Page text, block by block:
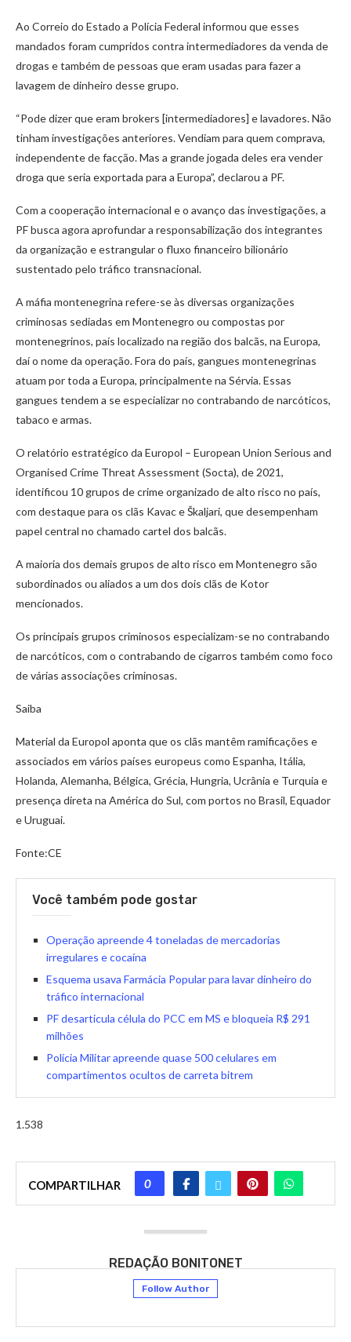
Ao Correio do Estado a Polícia Federal informou que esses
mandados foram cumpridos contra intermediadores da venda de
drogas e também de pessoas que eram usadas para fazer a
lavagem de dinheiro desse grupo.
“Pode dizer que eram brokers [intermediadores] e lavadores. Não
tinham investigações anteriores. Vendiam para quem comprava,
independente de facção. Mas a grande jogada deles era vender
droga que seria exportada para a Europa”, declarou a PF.
Com a cooperação internacional e o avanço das investigações, a
PF busca agora aprofundar a responsabilização dos integrantes
da organização e estrangular o fluxo financeiro bilionário
sustentado pelo tráfico transnacional.
A máfia montenegrina refere-se às diversas organizações
criminosas sediadas em Montenegro ou compostas por
montenegrinos, país localizado na região dos balcãs, na Europa,
daí o nome da operação. Fora do país, gangues montenegrinas
atuam por toda a Europa, principalmente na Sérvia. Essas
gangues tendem a se especializar no contrabando de narcóticos,
tabaco e armas.
O relatório estratégico da Europol – European Union Serious and
Organised Crime Threat Assessment (Socta), de 2021,
identificou 10 grupos de crime organizado de alto risco no país,
com destaque para os clãs Kavac e Škaljari, que desempenham
papel central no chamado cartel dos balcãs.
A maioria dos demais grupos de alto risco em Montenegro são
subordinados ou aliados a um dos dois clãs de Kotor
mencionados.
Os principais grupos criminosos especializam-se no contrabando
de narcóticos, com o contrabando de cigarros também como foco
de várias associações criminosas.
Saiba
Material da Europol aponta que os clãs mantêm ramificações e
associados em vários países europeus como Espanha, Itália,
Holanda, Alemanha, Bélgica, Grécia, Hungria, Ucrânia e Turquia e
presença direta na América do Sul, com portos no Brasil, Equador
e Uruguai.
Fonte:CE
Você também pode gostar
Operação apreende 4 toneladas de mercadorias
irregulares e cocaína
Esquema usava Farmácia Popular para lavar dinheiro do
tráfico internacional
PF desarticula célula do PCC em MS e bloqueia R$ 291
milhões
Polícia Militar apreende quase 500 celulares em
compartimentos ocultos de carreta bitrem
1.538
COMPARTILHAR 0
REDAÇÃO BONITONET
Follow Author